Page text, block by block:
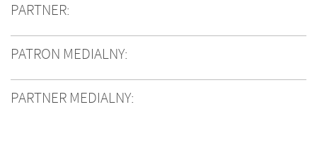
PARTNER:
PATRON MEDIALNY:
PARTNER MEDIALNY: